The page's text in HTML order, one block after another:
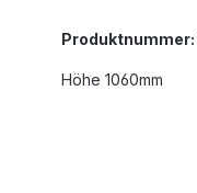
Produktnummer:
Höhe 1060mm